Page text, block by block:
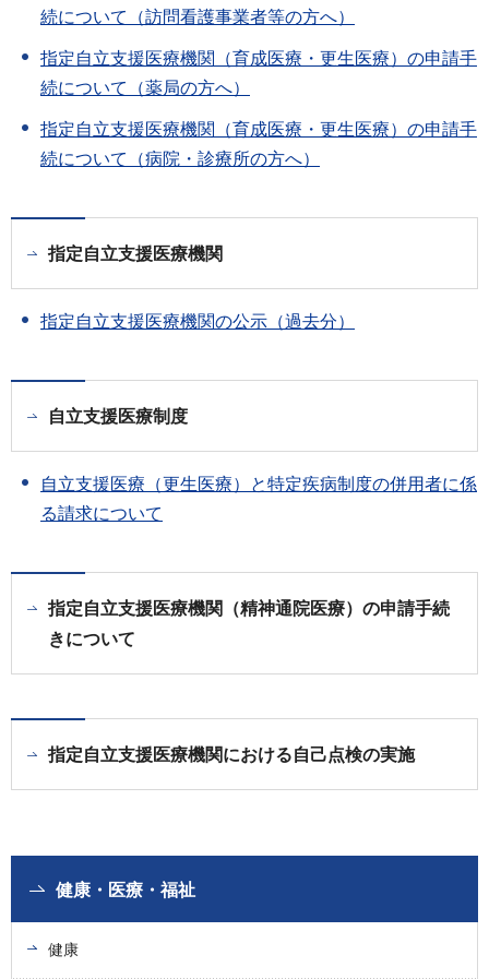
続について（訪問看護事業者等の方へ）
指定自立支援医療機関（育成医療・更生医療）の申請手
続について（薬局の方へ）
指定自立支援医療機関（育成医療・更生医療）の申請手
続について（病院・診療所の方へ）
指定自立支援医療機関
指定自立支援医療機関の公示（過去分）
自立支援医療制度
自立支援医療（更生医療）と特定疾病制度の併用者に係
る請求について
指定自立支援医療機関（精神通院医療）の申請手続
きについて
指定自立支援医療機関における自己点検の実施
健康・医療・福祉
健康